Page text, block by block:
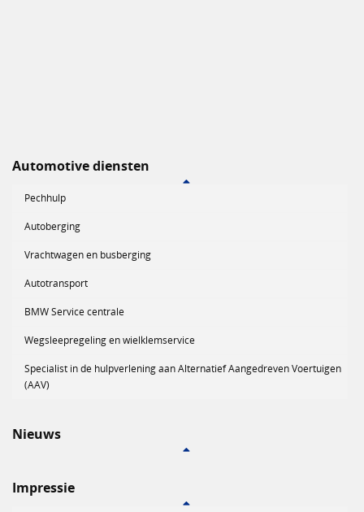
Automotive diensten
Pechhulp
Autoberging
Vrachtwagen en busberging
Autotransport
BMW Service centrale
Wegsleepregeling en wielklemservice
Specialist in de hulpverlening aan Alternatief Aangedreven Voertuigen
(AAV)
Nieuws
Impressie